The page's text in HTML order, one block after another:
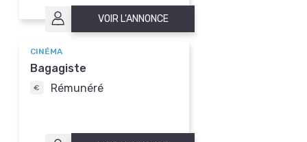
VOIR L'ANNONCE
CINÉMA
Bagagiste
Rémunéré